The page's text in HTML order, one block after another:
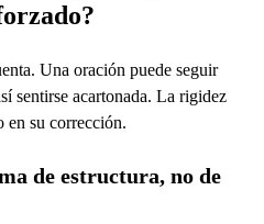
Una oración puede seguir
sentirse acartonada. La rigidez
en su corrección.
de estructura, no de